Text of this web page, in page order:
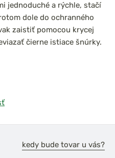
jednoduché a rýchle, stačí
dole do ochranného
zaistiť pomocou krycej
čierne istiace šnúrky.
kedy bude tovar u vás?